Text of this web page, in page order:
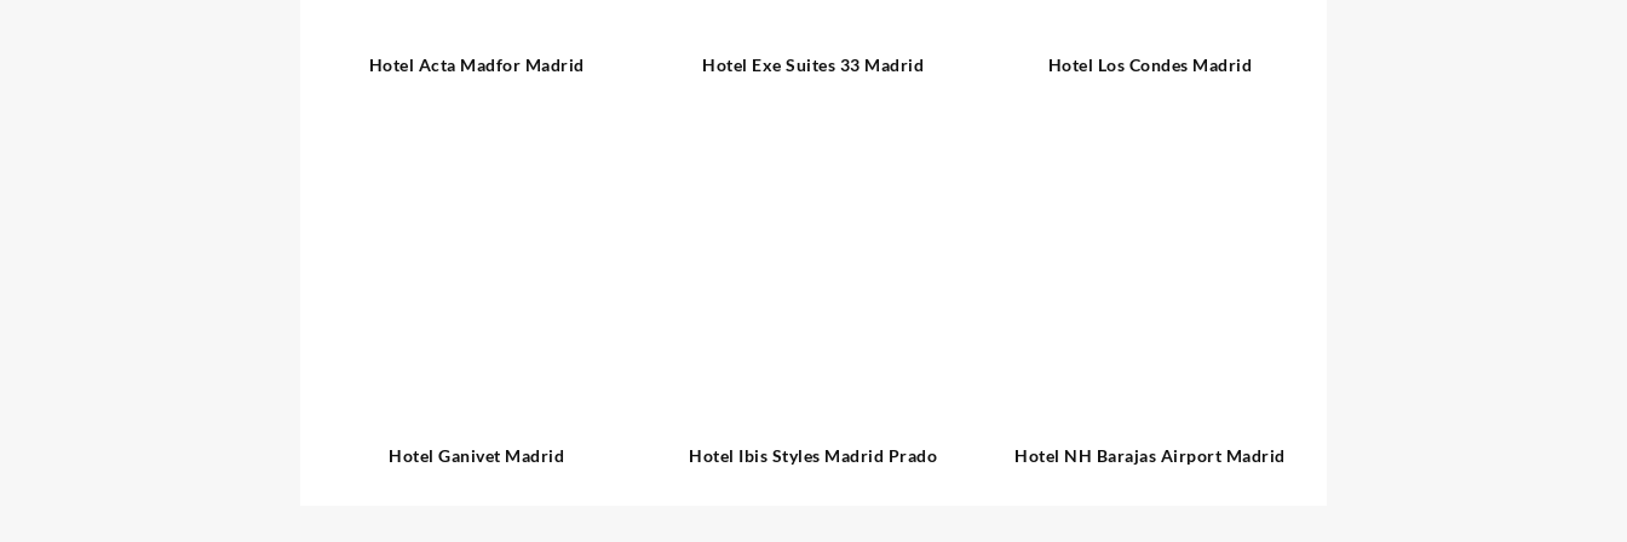
Hotel Acta Madfor Madrid Hotel Exe Suites 33 Madrid Hotel Los Condes Madrid
Hotel Ganivet Madrid Hotel Ibis Styles Madrid Prado Hotel NH Barajas Airport Madrid